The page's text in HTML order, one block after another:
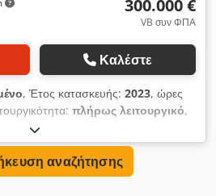
300.000 €
VB συν ΦΠΑ
Καλέστε
, Έτος κατασκευής: 2023, ώρες
πλήρως λειτουργικό,
5.536 χιλ., συνολικό ύψος:3.500
περιστροφής απείρως
επιπλέον πληροφορία
αναζήτησης